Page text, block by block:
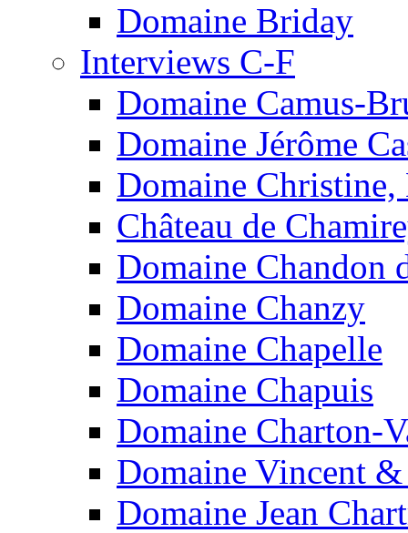
Domaine Briday
Interviews C-F
Domaine Camus-
Domaine Jérôme
Domaine
Château de
Domaine Chandon
Domaine Chanzy
Domaine Chapelle
Domaine Chapuis
Domaine Charton-
Domaine Vincent
Domaine Jean